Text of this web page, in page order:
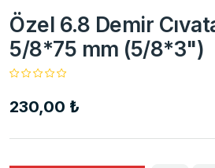
Özel 6.8 Demir
5/8*75 mm (5/8*3")
230,00 ₺